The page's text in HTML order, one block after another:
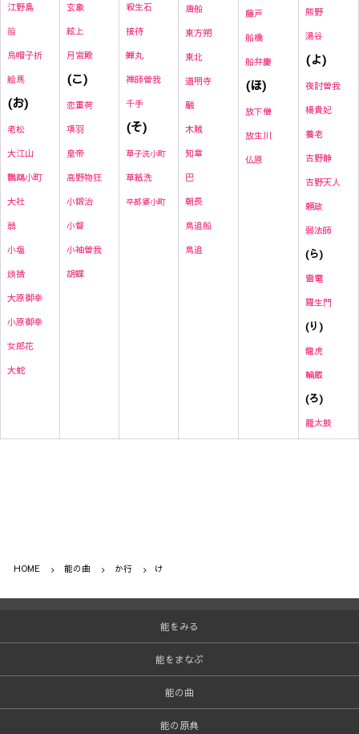
江野島
箙
烏帽子折
絵馬
(お)
老松
大江山
鸚鵡小町
大社
翁
小塩
姨捨
大原御幸
小原御幸
女郎花
大蛇
玄象
絃上
月宮殿
(こ)
恋重荷
項羽
皇帝
高野物狂
小鍛治
小督
小袖曽我
胡蝶
殺生石
接待
蝉丸
禅師曽我
千手
(そ)
草子洗小町
草紙洗
卒都婆小町
唐船
東方朔
東北
道明寺
融
木賊
知章
巴
朝長
鳥追船
鳥追
藤戸
船橋
船弁慶
(ほ)
放下僧
放生川
仏原
熊野
湯谷
(よ)
夜討曽我
楊貴妃
養老
吉野静
吉野天人
頼政
弱法師
(ら)
雷電
羅生門
(り)
龍虎
輪蔵
(ろ)
籠太鼓
HOME 能の曲 か行 け
能をみる
能をまなぶ
能の曲
能の原典